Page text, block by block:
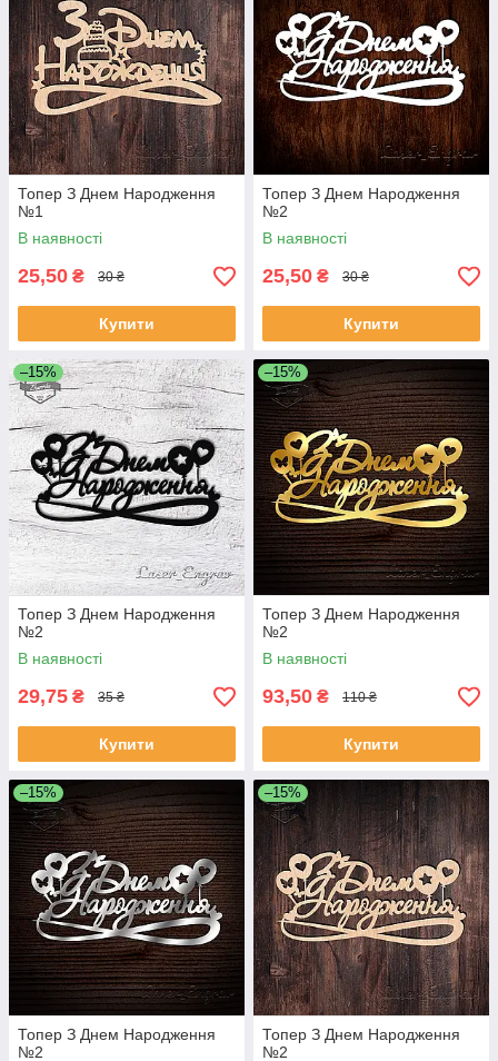
Топер З Днем Народження
№1
В наявності
25,50 ₴ 30 ₴
Купити
Топер З Днем Народження
№2
В наявності
25,50 ₴ 30 ₴
Купити
–15%
Топер З Днем Народження
№2
В наявності
29,75 ₴ 35 ₴
Купити
–15%
Топер З Днем Народження
№2
В наявності
93,50 ₴ 110 ₴
Купити
–15%
Топер З Днем Народження
№2
–15%
Топер З Днем Народження
№2